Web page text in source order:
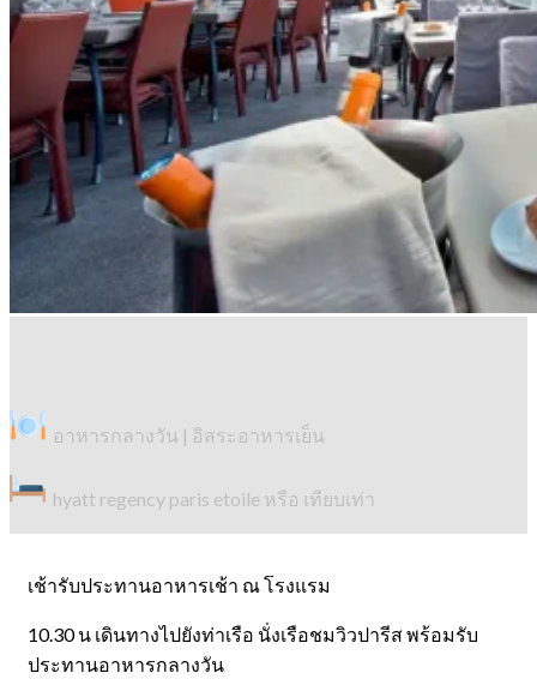
อาหารกลางวัน | อิสระอาหารเย็น
hyatt regency paris etoile หรือ เทียบเท่า
เช้ารับประทานอาหารเช้า ณ โรงแรม
10.30 น เดินทางไปยังท่าเรือ นั่งเรือชมวิวปารีส พร้อมรับ
ประทานอาหารกลางวัน